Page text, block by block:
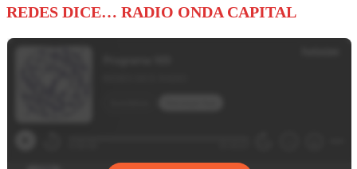
REDES DICE… RADIO ONDA CAPITAL